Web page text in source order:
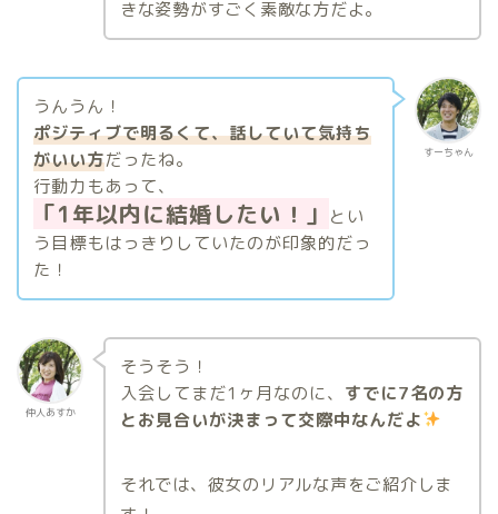
きな姿勢がすごく素敵な方だよ。
すーちゃん
うんうん！
ポジティブで明るくて、話していて気持ち
がいい方だったね。
行動力もあって、
「1年以内に結婚したい！」
とい
う目標もはっきりしていたのが印象的だっ
た！
仲人あすか
そうそう！
入会してまだ1ヶ月なのに、 すでに7名の方
とお見合いが決まって交際中なんだよ
それでは、彼女のリアルな声をご紹介しま